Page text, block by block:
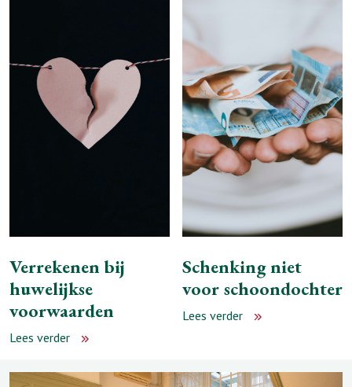
Verrekenen bij
huwelijkse
voorwaarden
Lees verder
Schenking niet
voor schoondochter
Lees verder